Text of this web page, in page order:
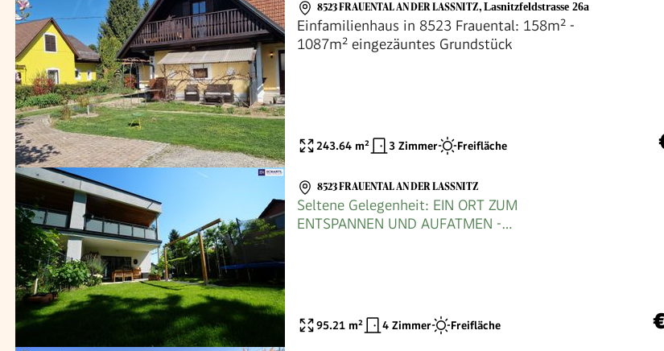
8523 FRAUENTAL AN DER LASSNITZ , Lasnitzfeldstrasse 26a
Einfamilienhaus in 8523 Frauental: 158m² -
1087m² eingezäuntes Grundstück
243.64 m² 3 Zimmer Freifläche
8523 FRAUENTAL AN DER LASSNITZ
Seltene Gelegenheit: EIN ORT ZUM
ENTSPANNEN UND AUFATMEN -
95.21 m² 4 Zimmer Freifläche